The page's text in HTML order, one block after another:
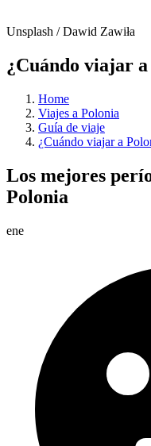
Unsplash / Dawid Zawiła
¿Cuándo viajar
Home
Viajes a Polonia
Guía de viaje
¿Cuándo viajar a
Los mejores
Polonia
ene